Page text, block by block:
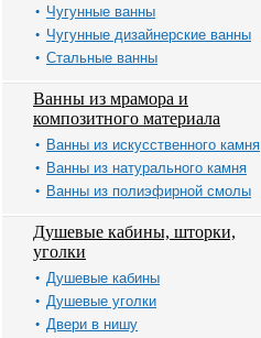
Чугунные ванны
Чугунные дизайнерские ванны
Стальные ванны
Ванны из мрамора и
композитного материала
Ванны из искусственного камня
Ванны из натурального камня
Ванны из полиэфирной смолы
Душевые кабины, шторки,
уголки
Душевые кабины
Душевые уголки
Двери в нишу